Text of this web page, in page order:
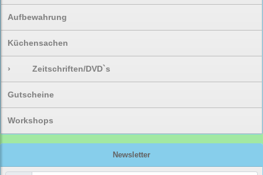
Aufbewahrung
Küchensachen
› Zeitschriften/DVD`s
Gutscheine
Workshops
Newsletter